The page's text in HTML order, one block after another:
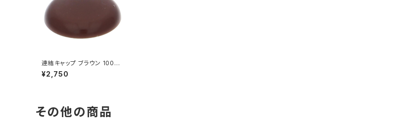
連結キャップ ブラウン 1000
個入
¥2,750
その他の商品